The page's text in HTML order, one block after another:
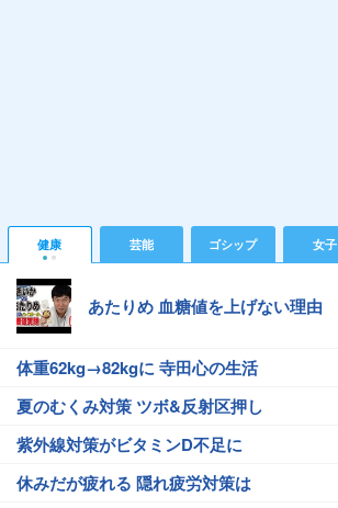
健康 芸能 ゴシップ 女子
あたりめ 血糖値を上げない理由
体重62kg→82kgに 寺田心の生活
夏のむくみ対策 ツボ&反射区押し
紫外線対策がビタミンD不足に
休みだが疲れる 隠れ疲労対策は